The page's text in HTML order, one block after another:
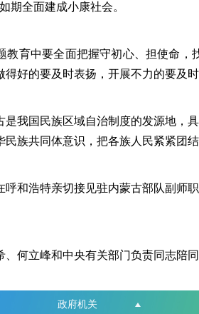
期全面建成小康社会。
中要全面把握守初心、担使命，
得好的要及时表扬，开展不力的要及
国民族区域自治制度的发源地，具
民族共同体意识，把各族人民紧紧团
浩特亲切接见驻内蒙古部队副师职
何立峰和中央有关部门负责同志陪
政府机关